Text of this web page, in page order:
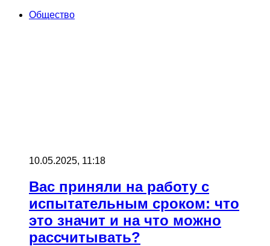
Общество
10.05.2025, 11:18
Вас приняли на работу с
испытательным сроком: что
это значит и на что можно
рассчитывать?